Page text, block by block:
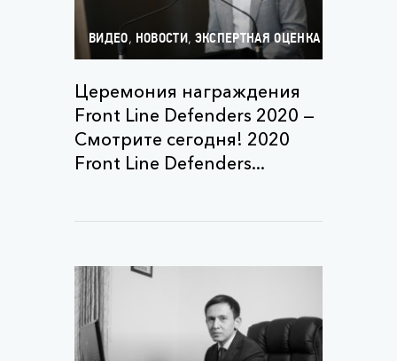
ВИДЕО, НОВОСТИ, ЭКСПЕРТНАЯ ОЦЕНКА
Церемония награждения
Front Line Defenders 2020 —
Смотрите сегодня! 2020
Front Line Defenders...